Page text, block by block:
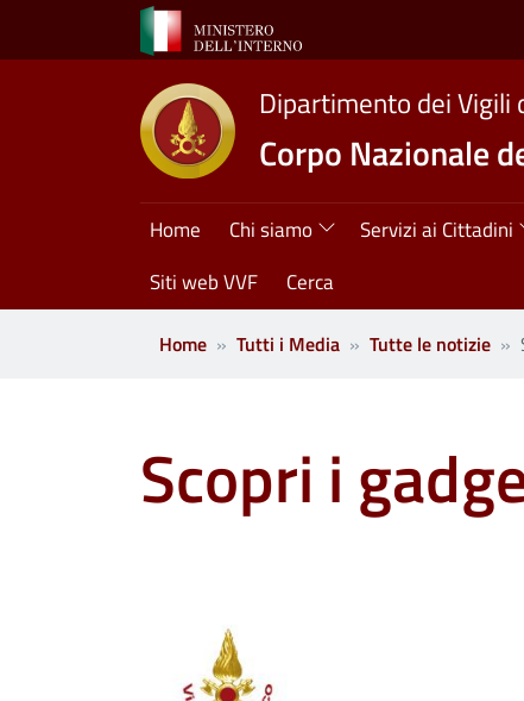
Salta al contenuto principale
Dipartimento dei Vigili
Corpo Nazionale
Navigazione
Home Chi siamo Servizi ai Cittadini
Siti web VVF
Cerca
Home Tutti i Media Tutte le notizie
Scopri i